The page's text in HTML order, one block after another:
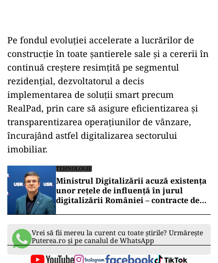
Pe fondul evoluției accelerate a lucrărilor de
construcție în toate șantierele sale și a cererii în
continuă creștere resimțită pe segmentul
rezidențial, dezvoltatorul a decis
implementarea de soluții smart precum
RealPad, prin care să asigure eficientizarea și
transparentizarea operațiunilor de vânzare,
încurajând astfel digitalizarea sectorului
imobiliar.
TEHNOLOGIE
Ministrul Digitalizării acuză existența
unor rețele de influență în jurul
digitalizării României – contracte de
Vrei să fii mereu la curent cu toate știrile? Urmărește
Puterea.ro și pe canalul de WhatsApp